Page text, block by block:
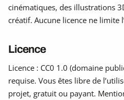
cinématiques, des illustrations
créatif. Aucune licence ne limite
Licence
Licence : CC0 1.0 (domaine
requise. Vous êtes libre de
projet, gratuit ou payant.